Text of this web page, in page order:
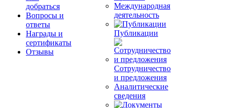
добраться
Вопросы и
ответы
Награды и
сертификаты
Отзывы
Международная
деятельность
Публикации
Сотрудничество
и предложения
Аналитические
сведения